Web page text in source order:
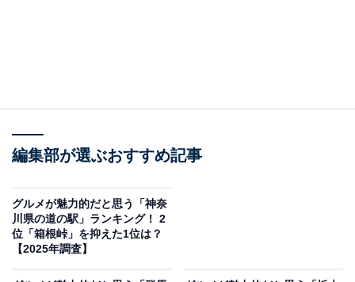
回答者からは「日本最大級の空中いちご園でいちご狩り
ンパンがInstagramで話題になっていて、実際に見てみた
いと思ったから」（20代女性／山口県）、「地元農産物
や加工品の販売、飲食をはじめ、周辺施設と連携した多
編集部が選ぶおすすめ記事
グルメが魅力的だと思う「神奈
川県の道の駅」ランキング！ 2
位「箱根峠」を抑えた1位は？
【2025年調査】